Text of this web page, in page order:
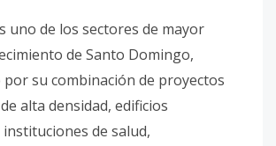
uno de los sectores de mayor
de Santo Domingo,
su combinación de proyectos
alta densidad, edificios
de salud,